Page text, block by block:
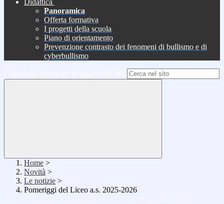
Didattica
Panoramica
Offerta formativa
I progetti della scuola
Piano di orientamento
Prevenzione contrasto dei fenomeni di bullismo e di
cyberbullismo
Home >
Novità >
Le notizie >
Pomeriggi del Liceo a.s. 2025-2026